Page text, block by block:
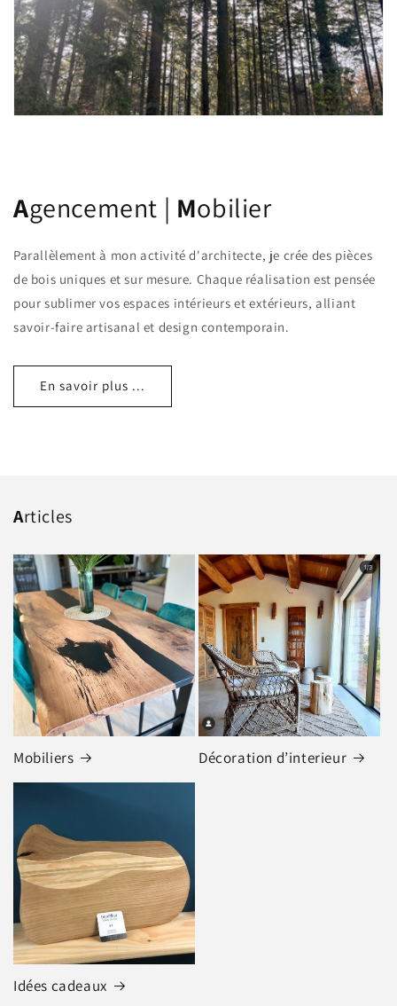
Agencement | Mobilier
Parallèlement à mon activité d'architecte, je crée des pièces
de bois uniques et sur mesure. Chaque réalisation est pensée
pour sublimer vos espaces intérieurs et extérieurs, alliant
savoir-faire artisanal et design contemporain.
En savoir plus ...
Articles
Mobiliers Décoration d’interieur
Idées cadeaux